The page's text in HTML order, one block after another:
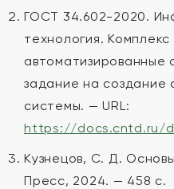
ГОСТ 34.602-2020.
технология.
автоматизированные
задание на создание
системы. — URL:
https://docs.cntd.ru/
Кузнецов, С. Д.
Пресс, 2024. — 458 с.